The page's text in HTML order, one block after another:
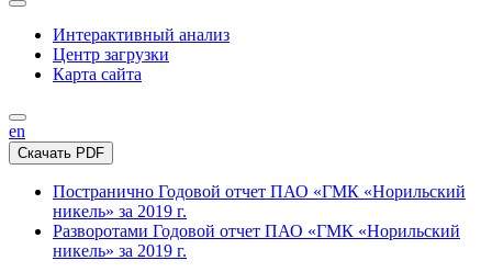
Интерактивный анализ
Центр загрузки
Карта сайта
en
Скачать PDF
Постранично Годовой отчет ПАО «ГМК «Норильский
никель» за 2019 г.
Разворотами Годовой отчет ПАО «ГМК «Норильский
никель» за 2019 г.